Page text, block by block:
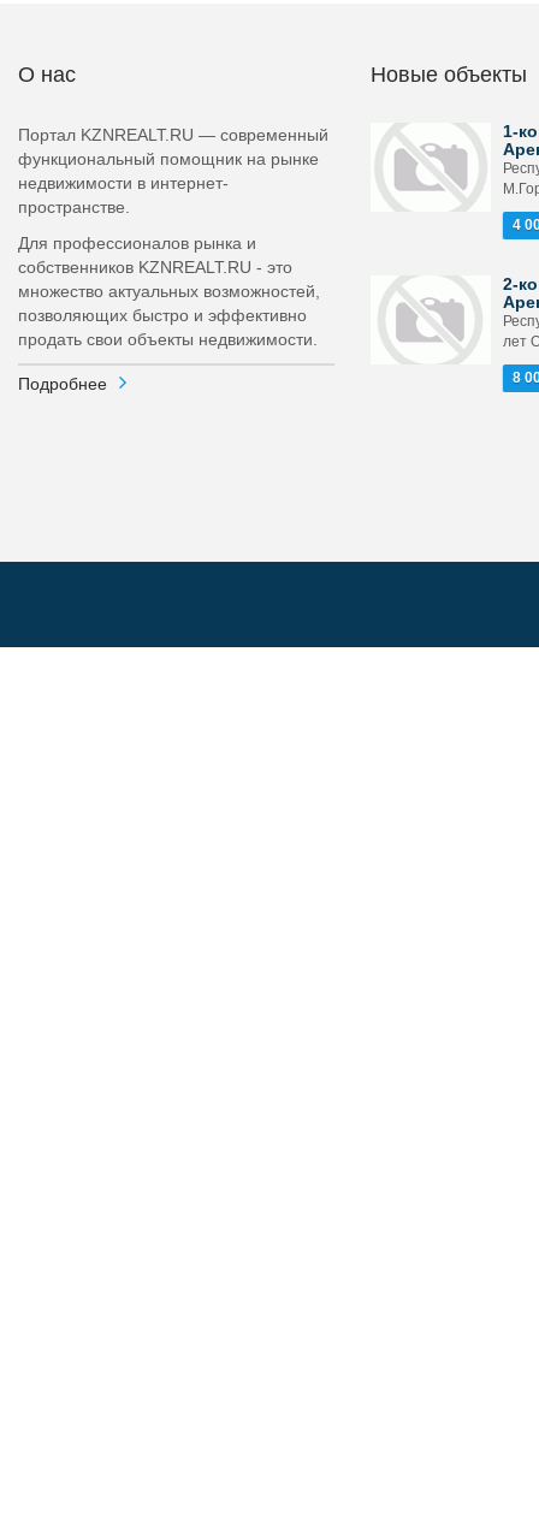
О нас
Портал KZNREALT.RU — современный
функциональный помощник на рынке
недвижимости в интернет-
пространстве.
Для профессионалов рынка и
собственников KZNREALT.RU - это
множество актуальных возможностей,
позволяющих быстро и эффективно
продать свои объекты недвижимости.
Подробнее
Новые объекты
1-
4
2-
лет
8